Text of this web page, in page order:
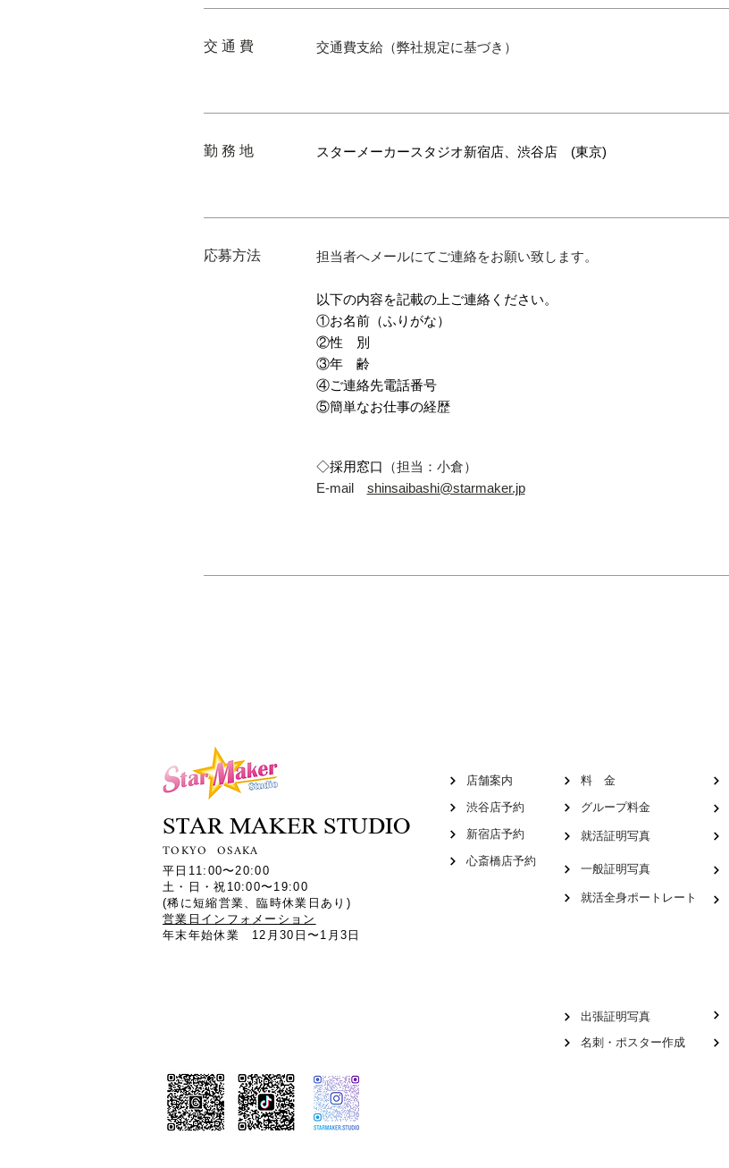
交 通 費 交通費支給（弊社規定に基づき）
勤 務 地 スターメーカースタジオ新宿店、渋谷店 (東京)
応募方法 担当者へメールにてご連絡をお願い致します。
以下の内容を記載の上ご連絡ください。
①お名前（ふりがな）
②性 別
③年 齢
④ご連絡先電話番号
⑤簡単なお仕事の経歴
◇採用窓口 （担当：小倉）
E-mail shinsaibashi@starmaker.jp
STAR MAKER STUDIO
TOKYO OSAKA
平日11:00〜20:00
土・日・祝10:00〜19:00
​(稀に短縮営業、臨時休業日あり)
​営業日インフォメーション
年末年始休業 12月30日〜1月3日
店舗案内
渋谷店予約
新宿店予約
料 金
就活証明写真
グループ料金
一般証明写真
心斎橋店予約
就活全身ポートレート
出張証明写真
名刺・ポスター作成